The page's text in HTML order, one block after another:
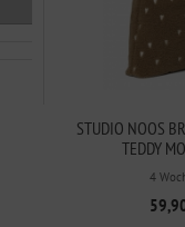
STUDIO NOOS
TEDDY
4